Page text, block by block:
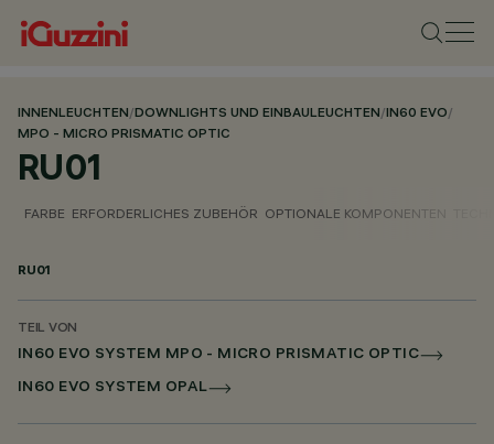
INNENLEUCHTEN/DOWNLIGHTS UND EINBAULEUCHTEN/IN60 EVO/
MPO - MICRO PRISMATIC OPTIC
RU01
FARBE ERFORDERLICHES ZUBEHÖR OPTIONALE KOMPONENTEN
RU01
TEIL VON
IN60 EVO SYSTEM MPO - MICRO PRISMATIC OPTIC
IN60 EVO SYSTEM OPAL